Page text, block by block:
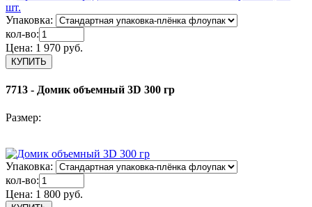
Упаковка:
кол-во:
Цена: 1 970 руб.
7713 - Домик объемный 3D 300 гр
Размер:
Упаковка:
кол-во:
Цена: 1 800 руб.